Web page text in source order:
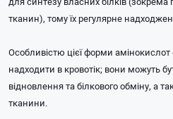
тканин), тому їх регулярне
Особливістю цієї форми амінокислот
надходити в кровотік; вони можуть
відновлення та білкового обміну, а
тканини.